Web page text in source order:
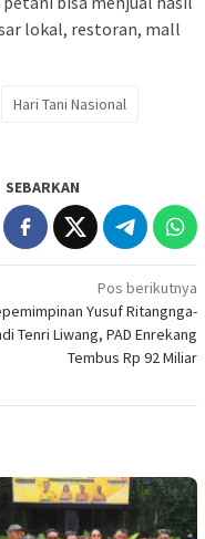
lokal, restoran, mall
Hari Tani Nasional
SEBARKAN
Pos berikutnya
Yusuf Ritangnga-
Tenri Liwang, PAD Enrekang
Tembus Rp 92 Miliar